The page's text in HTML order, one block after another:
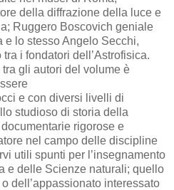
della diffrazione della luce e
Ruggero Boscovich geniale
e lo stesso Angelo Secchi,
i fondatori dell’Astrofisica.
gli autori del volume è
e con diversi livelli di
studioso di storia della
rigorose e
nel campo delle discipline
utili spunti per l’insegnamento
e delle Scienze naturali; quello
dell’appassionato interessato